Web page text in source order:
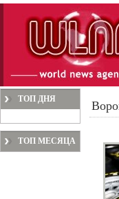
ТОП ДНЯ
ТОП МЕСЯЦА